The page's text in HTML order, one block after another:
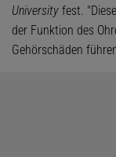
University fest.
der Funktion des
Gehörschäden